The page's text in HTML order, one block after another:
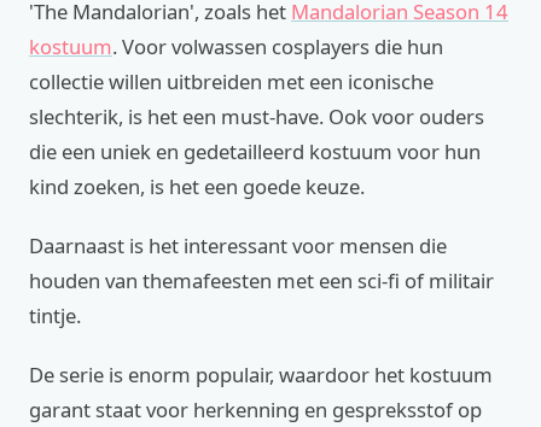
'The Mandalorian', zoals het Mandalorian Season 14
kostuum. Voor volwassen cosplayers die hun
collectie willen uitbreiden met een iconische
slechterik, is het een must-have. Ook voor ouders
die een uniek en gedetailleerd kostuum voor hun
kind zoeken, is het een goede keuze.
Daarnaast is het interessant voor mensen die
houden van themafeesten met een sci-fi of militair
tintje.
De serie is enorm populair, waardoor het kostuum
garant staat voor herkenning en gespreksstof op